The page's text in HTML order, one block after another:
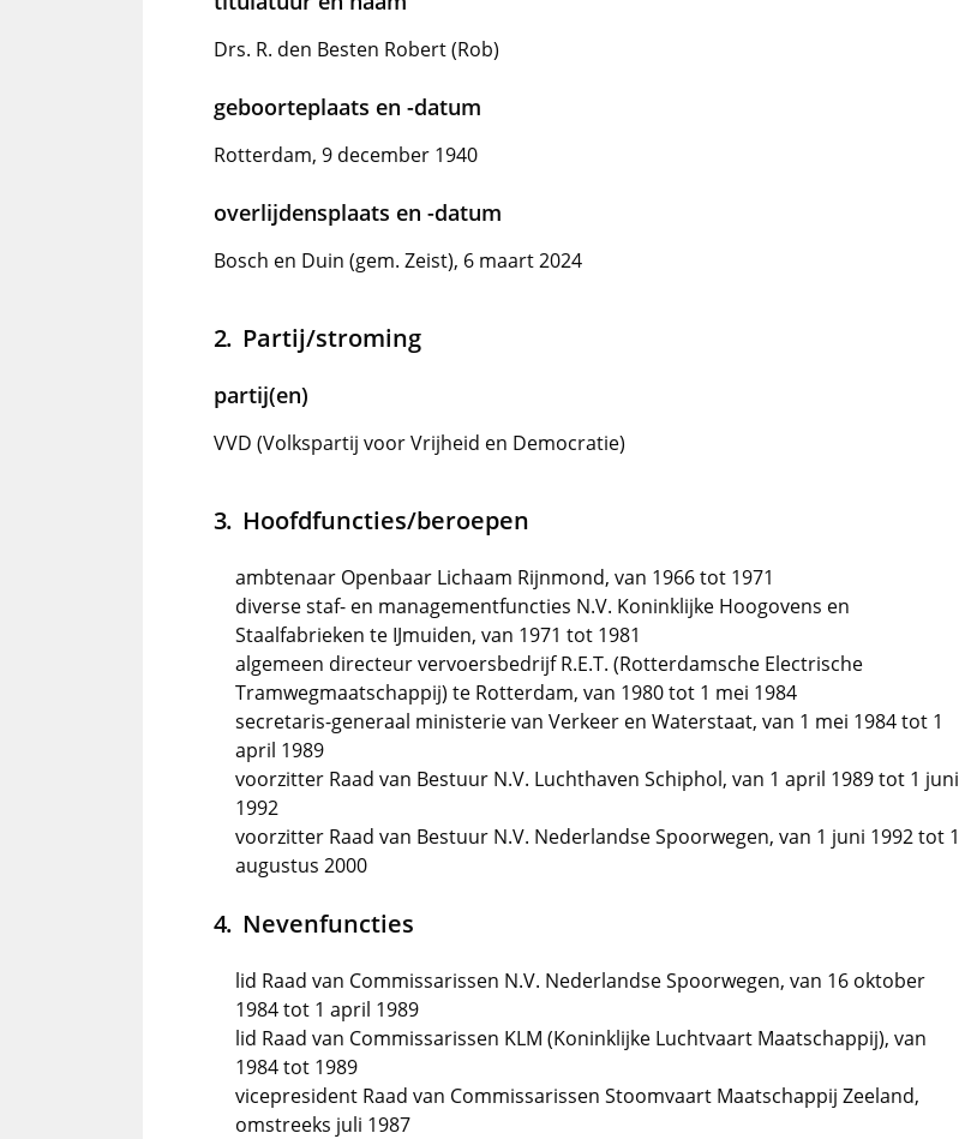
Drs. R. den Besten Robert (Rob)
geboorteplaats en -datum
Rotterdam, 9 december 1940
overlijdensplaats en -datum
Bosch en Duin (gem. Zeist), 6 maart 2024
Partij/stroming
partij(en)
VVD (Volkspartij voor Vrijheid en Democratie)
Hoofdfuncties/beroepen
ambtenaar Openbaar Lichaam Rijnmond, van 1966 tot 1971
diverse staf- en managementfuncties N.V. Koninklijke Hoogovens en
Staalfabrieken te IJmuiden, van 1971 tot 1981
algemeen directeur vervoersbedrijf R.E.T. (Rotterdamsche Electrische
Tramwegmaatschappij) te Rotterdam, van 1980 tot 1 mei 1984
secretaris-generaal ministerie van Verkeer en Waterstaat, van 1 mei 1984 tot 1
april 1989
voorzitter Raad van Bestuur N.V. Luchthaven Schiphol, van 1 april 1989 tot 1 juni
1992
voorzitter Raad van Bestuur N.V. Nederlandse Spoorwegen, van 1 juni 1992 tot 1
augustus 2000
Nevenfuncties
lid Raad van Commissarissen N.V. Nederlandse Spoorwegen, van 16 oktober
1984 tot 1 april 1989
lid Raad van Commissarissen KLM (Koninklijke Luchtvaart Maatschappij), van
1984 tot 1989
vicepresident Raad van Commissarissen Stoomvaart Maatschappij Zeeland,
omstreeks juli 1987